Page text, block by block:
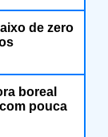
de zero
boreal
pouca